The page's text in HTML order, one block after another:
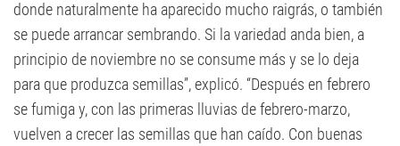
donde naturalmente ha aparecido mucho raigrás, o también
se puede arrancar sembrando. Si la variedad anda bien, a
principio de noviembre no se consume más y se lo deja
para que produzca semillas”, explicó. “Después en febrero
se fumiga y, con las primeras lluvias de febrero-marzo,
vuelven a crecer las semillas que han caído. Con buenas